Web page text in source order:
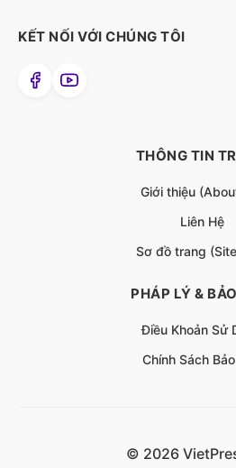
KẾT NỐI VỚI CHÚNG TÔI
THÔNG TIN
Giới thiệu
Liên Hệ
Sơ đồ trang
PHÁP LÝ &
Điều Khoản Sử
Chính Sách
© 2026